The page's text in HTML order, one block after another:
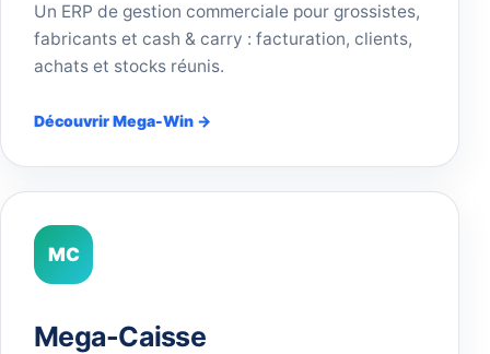
Un ERP de gestion commerciale pour grossistes,
fabricants et cash & carry : facturation, clients,
achats et stocks réunis.
Découvrir Mega-Win →
MC
Mega-Caisse